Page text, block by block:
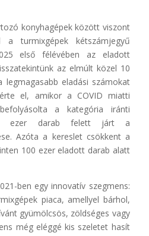
konyhagépek között viszont
turmixgépek kétszámjegyű
első félévében az eladott
az elmúlt közel 10
legmagasabb eladási számokat
el, amikor a COVID miatti
a kategória iránti
ezer darab felett járt a
Azóta a kereslet csökkent a
100 ezer eladott darab alatt
ben egy innovatív szegmens:
piaca, amellyel bárhol,
gyümölcsös, zöldséges vagy
még eléggé kis szeletet hasít